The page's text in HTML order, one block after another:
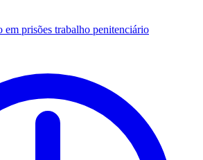
em prisões trabalho penitenciário